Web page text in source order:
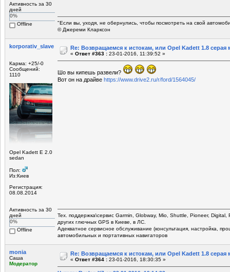
Активность за 30
дней
0%
Offline
"Если вы, уходя, не обернулись, чтобы посмотреть на свой
© Джереми Кларксон
korporativ_slave
Карма: +25/-0
Сообщений:
1110
Opel Kadett E 2.0
sedan
Пол:
Из:Киев
Регистрация:
08.08.2014
Активность за 30
дней
0%
Offline
Re: Возвращаемся к истокам, или Opel Kadett 1.8
« Ответ #363 : 23-01-2016, 11:39:52 »
Шо вы кипешь развели?
Вот он на драйве https://www.drive2.ru/r/ford/1564045/
Тех. поддержка\сервис Garmin, Globway, Mio, Shuttle, Pioneer,
других глючных GPS в Киеве, в ЛС.
Адекватное сервисное обслуживание (консультация, настройка,
автомобильных и портативных навигаторов
monia
Саша
Модератор
Re: Возвращаемся к истокам, или Opel Kadett 1.8
« Ответ #364 : 23-01-2016, 18:30:35 »